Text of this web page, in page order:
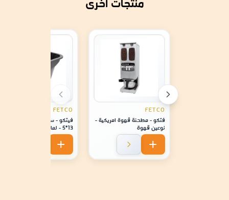
منتجات أخرى
FETCO
فتكو - مطحنة قهوة امريكية -
نوعين قهوة
FETCO
فيتكو - سلة ترشيح بلاستيكيه
2131 / 1221